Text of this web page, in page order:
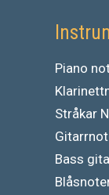
Piano
Stråkar
Bass